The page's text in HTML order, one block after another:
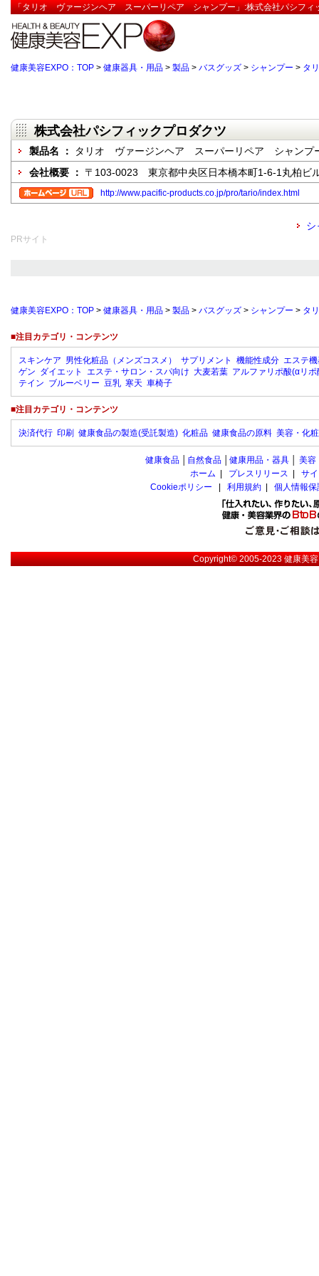
「タリオ ヴァージンヘア スーパーリペア シャンプー」:株式会社パシフィ
健康美容EXPO：TOP > 健康器具・用品 > 製品 > バスグッズ > シャンプー > タ
株式会社パシフィックプロダクツ
製品名 ：
タリオ ヴァージンヘア スーパーリペア シャンプ
会社概要 ： 〒103-0023 東京都中央区日本橋本町1-6-1丸柏ビ
http://www.pacific-products.co.jp/pro/tario/index.html
シ
PRサイト
健康美容EXPO：TOP > 健康器具・用品 > 製品 > バスグッズ > シャンプー > タ
■注目カテゴリ・コンテンツ
スキンケア 男性化粧品（メンズコスメ） サプリメント 機能性成分 エステ
ゲン ダイエット エステ・サロン・スパ向け 大麦若葉 アルファリポ酸(αリポ
テイン ブルーベリー 豆乳 寒天 車椅子
■注目カテゴリ・コンテンツ
決済代行 印刷 健康食品の製造(受託製造) 化粧品 健康食品の原料 美容・化
健康食品 自然食品 健康用品・器具 美容
ホーム
プレスリリース
サ
Cookieポリシー
利用規約 個人情報
Copyright© 2005-2023健康美